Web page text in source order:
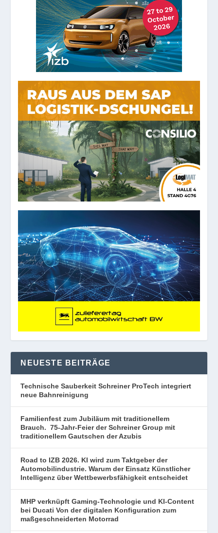
NEUESTE BEITRÄGE
Technische Sauberkeit Schreiner ProTech integriert
neue Bahnreinigung
Familienfest zum Jubiläum mit traditionellem
Brauch. 75-Jahr-Feier der Schreiner Group mit
traditionellem Gautschen der Azubis
Road to IZB 2026. KI wird zum Taktgeber der
Automobilindustrie. Warum der Einsatz Künstlicher
Intelligenz über Wettbewerbsfähigkeit entscheidet
MHP verknüpft Gaming-Technologie und KI-Content
bei Ducati Von der digitalen Konfiguration zum
maßgeschneiderten Motorrad